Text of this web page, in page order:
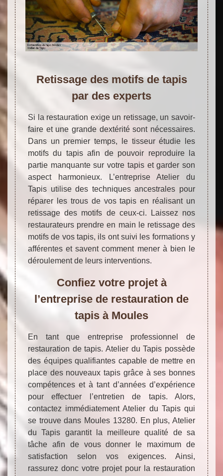
Retissage des motifs de tapis
par des experts
Si la restauration exige un retissage, un savoir-
faire et une grande dextérité sont nécessaires.
Dans un premier temps, le tisseur étudie les
motifs du tapis afin de pouvoir reproduire la
partie manquante sur votre tapis et garder son
aspect harmonieux. L’entreprise Atelier du
Tapis utilise des techniques ancestrales pour
réparer les trous de vos tapis en réalisant un
retissage des motifs de ceux-ci. Laissez nos
restaurateurs prendre en main le retissage des
motifs de vos tapis, ils ont suivi les formations y
afférentes et savent comment mener à bien le
déroulement de leurs interventions.
Confiez votre projet à
l’entreprise de restauration de
tapis à Moules
En tant que entreprise professionnel de
restauration de tapis. Atelier du Tapis possède
des équipes qualifiantes capable de mettre en
place des nouveaux tapis grâce à ses bonnes
compétences et à tant d’années d’expérience
pour effectuer l’entretien de tapis. Alors,
contactez immédiatement Atelier du Tapis qui
se trouve dans Moules 13280. En plus, Atelier
du Tapis garantit la meilleure qualité de sa
tâche afin de vous donner le maximum de
satisfaction selon vos exigences. Ainsi,
rassurez donc votre projet pour la restauration